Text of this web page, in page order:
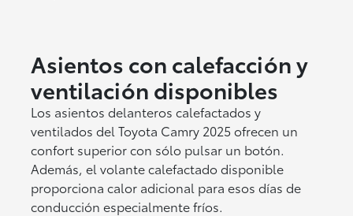
Asientos con calefacción y
ventilación disponibles
Los asientos delanteros calefactados y
ventilados del Toyota Camry 2025 ofrecen un
confort superior con sólo pulsar un botón.
Además, el volante calefactado disponible
proporciona calor adicional para esos días de
conducción especialmente fríos.